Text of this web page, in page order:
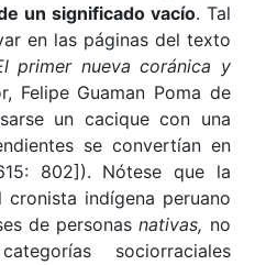
un significado vacío. Tal
en las páginas del texto
primer nueva coránica y
Felipe Guaman Poma de
un cacique con una
se convertían en
802]). Nótese que la
indígena peruano
de personasnativas, no
sociorraciales